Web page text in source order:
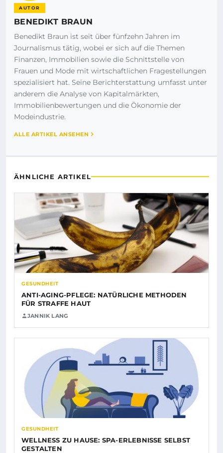
AUTOR
BENEDIKT BRAUN
Benedikt Braun ist seit über fünfzehn Jahren im
Journalismus tätig, wobei er sich auf die Themen
Finanzen, Immobilien sowie die Schnittstelle von
Frauen und Mode mit wirtschaftlichen Fragestellungen
spezialisiert hat. Seine Berichterstattung umfasst unter
anderem die Analyse von Kapitalmärkten,
Immobilienbewertungen und die Ökonomie der
Modeindustrie.
ALLE ARTIKEL ANSEHEN
ÄHNLICHE ARTIKEL
GESUNDHEIT
ANTI-AGING-PFLEGE: NATÜRLICHE METHODEN
FÜR STRAFFE HAUT
JANNIK LANG
GESUNDHEIT
WELLNESS ZU HAUSE: SPA-ERLEBNISSE SELBST
GESTALTEN